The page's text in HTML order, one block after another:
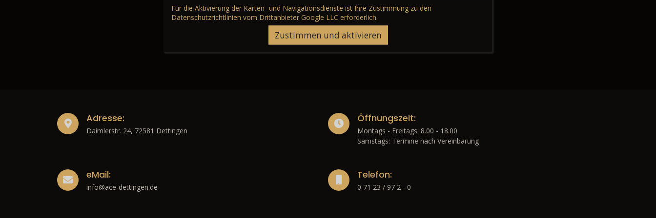
Für die Aktivierung der Karten- und Navigationsdienste ist Ihre Zustimmung zu den
Datenschutzrichtlinien vom Drittanbieter Google LLC erforderlich.
Zustimmen und aktivieren
Adresse:
Daimlerstr. 24, 72581 Dettingen
Öffnungszeit:
Montags - Freitags: 8.00 - 18.00
Samstags: Termine nach Vereinbarung
eMail:
info@ace-dettingen.de
Telefon:
0 71 23 / 97 2 - 0